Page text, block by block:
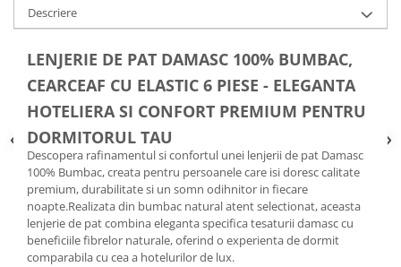
Descriere
LENJERIE DE PAT DAMASC 100% BUMBAC,
CEARCEAF CU ELASTIC 6 PIESE - ELEGANTA
HOTELIERA SI CONFORT PREMIUM PENTRU
DORMITORUL TAU
Descopera rafinamentul si confortul unei lenjerii de pat Damasc
100% Bumbac, creata pentru persoanele care isi doresc calitate
premium, durabilitate si un somn odihnitor in fiecare
noapte.Realizata din bumbac natural atent selectionat, aceasta
lenjerie de pat combina eleganta specifica tesaturii damasc cu
beneficiile fibrelor naturale, oferind o experienta de dormit
comparabila cu cea a hotelurilor de lux.